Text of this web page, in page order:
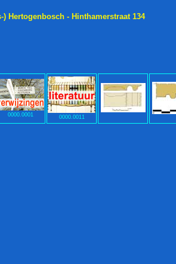
) Hertogenbosch - Hinthamerstraat 134
0000.0001 0000.0011